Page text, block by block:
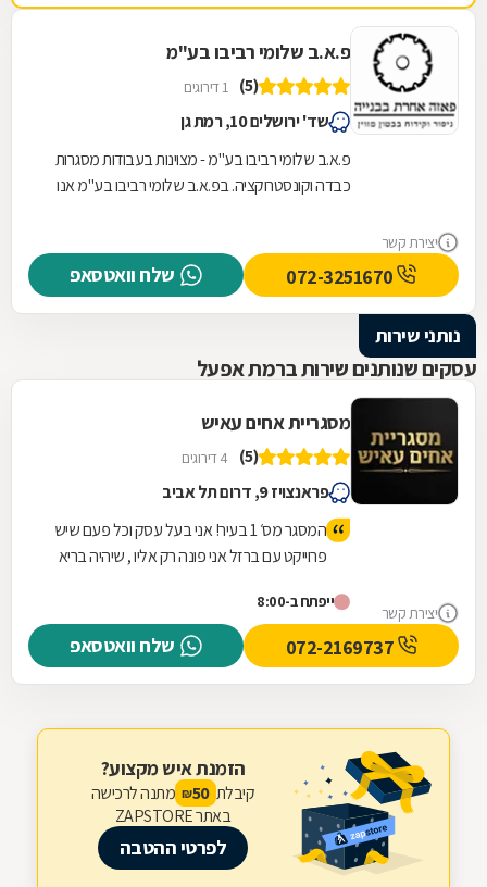
יצירת קשר
פ.א.ב שלומי רביבו בע"מ
(5) 1 דירוגים
שד' ירושלים 10, רמת גן
פ.א.ב שלומי רביבו בע"מ - מצוינות בעבודות מסגרות
כבדה וקונסטרוקציה. בפ.א.ב שלומי רביבו בע"מ אנו
שלח וואטסאפ
נותני שירות
עסקים שנותנים שירות ברמת אפעל
יצירת קשר
מסגריית אחים עאיש
(5) 4 דירוגים
פראנצויז 9, דרום תל אביב
המסגר מס׳ 1 בעיר! אני בעל עסק וכל פעם שיש
פרוייקט עם ברזל אני פונה רק אליו , שיהיה בריא
שלוקחת לאחרים הרבה זמן אצלו קיבלתי
במהירות והכל במחיר טוב ששווה לעבודה
שנעשית תודה ובהצלחה חבר
ייפתח ב-8:00
שלח וואטסאפ
הזמנת איש מקצוע?
קיבלת 50
₪ מתנה לרכישה
באתר ZAPSTORE
לפרטי ההטבה